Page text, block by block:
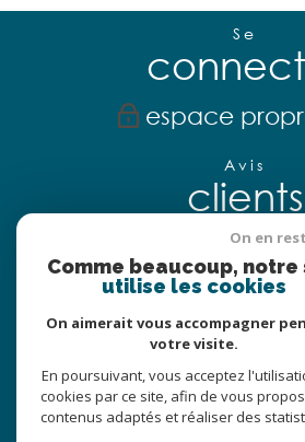
Se
espace
Avis
clients
On en
Comme beaucoup, notre
utilise les cookies
On aimerait vous accompagner
votre visite.
En poursuivant, vous acceptez
cookies par ce site, afin de vous
contenus adaptés et réaliser des